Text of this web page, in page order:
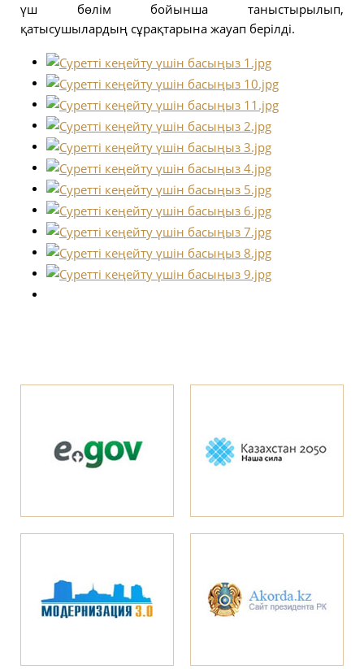
үш бөлім бойынша таныстырылып,
қатысушылардың сұрақтарына жауап берілді.